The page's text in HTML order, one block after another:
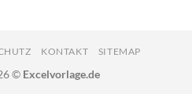
KONTAKT SITEMAP
© Excelvorlage.de